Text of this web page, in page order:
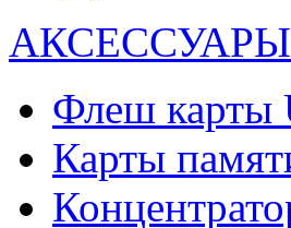
Флеш карты
Карты